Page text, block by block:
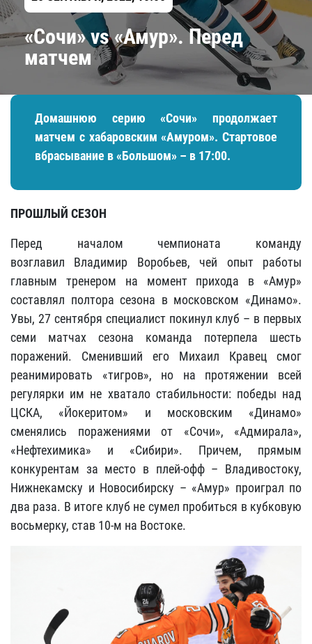
«Сочи» vs «Амур». Перед
матчем
Домашнюю серию «Сочи» продолжает
матчем с хабаровским «Амуром». Стартовое
вбрасывание в «Большом» – в 17:00.
ПРОШЛЫЙ СЕЗОН
Перед началом чемпионата команду
возглавил Владимир Воробьев, чей опыт работы
главным тренером на момент прихода в «Амур»
составлял полтора сезона в московском «Динамо».
Увы, 27 сентября специалист покинул клуб – в первых
семи матчах сезона команда потерпела шесть
поражений. Сменивший его Михаил Кравец смог
реанимировать «тигров», но на протяжении всей
регулярки им не хватало стабильности: победы над
ЦСКА, «Йокеритом» и московским «Динамо»
сменялись поражениями от «Сочи», «Адмирала»,
«Нефтехимика» и «Сибири». Причем, прямым
конкурентам за место в плей-офф – Владивостоку,
Нижнекамску и Новосибирску – «Амур» проиграл по
два раза. В итоге клуб не сумел пробиться в кубковую
восьмерку, став 10-м на Востоке.